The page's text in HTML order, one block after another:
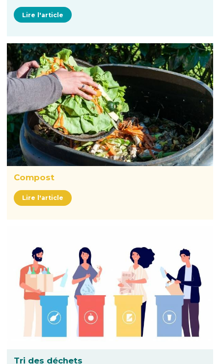
Lire l'article
Compost
Lire l'article
Tri des déchets